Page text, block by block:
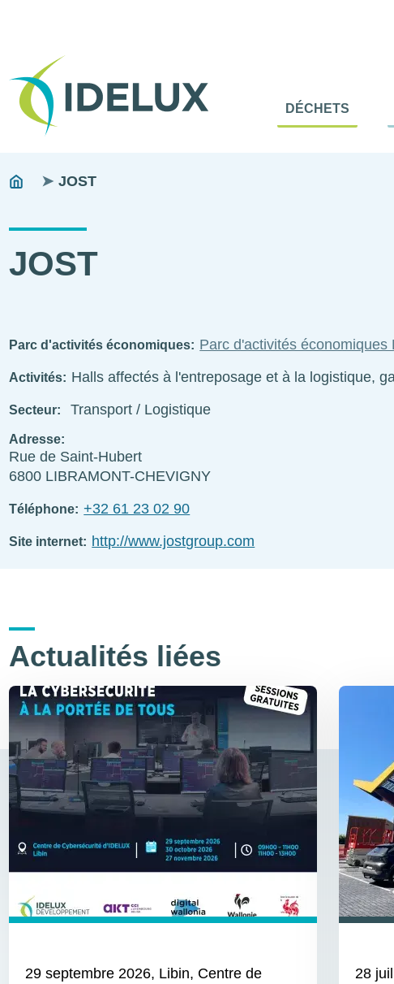
Tête
Menu
DÉCHETS
Fils
You
JOST
JOST
Parc d'activités économiques Parc d'activités économiques
Activités Halls affectés à l'entreposage et à la logistique,
Secteur Transport / Logistique
Adresse
Rue de Saint-Hubert
6800 LIBRAMONT-CHEVIGNY
Téléphone +32 61 23 02 90
Site internet http://www.jostgroup.com
Actualités liées
29 septembre 2026, Libin, Centre de
28